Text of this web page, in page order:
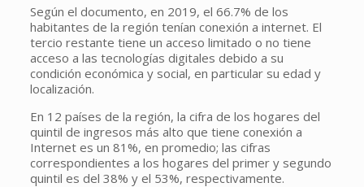
Según el documento, en 2019, el 66.7% de los
habitantes de la región tenían conexión a internet. El
tercio restante tiene un acceso limitado o no tiene
acceso a las tecnologías digitales debido a su
condición económica y social, en particular su edad y
localización.
En 12 países de la región, la cifra de los hogares del
quintil de ingresos más alto que tiene conexión a
Internet es un 81%, en promedio; las cifras
correspondientes a los hogares del primer y segundo
quintil es del 38% y el 53%, respectivamente.